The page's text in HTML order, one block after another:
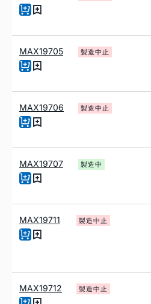
MAX19705 製造中止
MAX19706 製造中止
MAX19707 製造中
MAX19711 製造中止
MAX19712 製造中止